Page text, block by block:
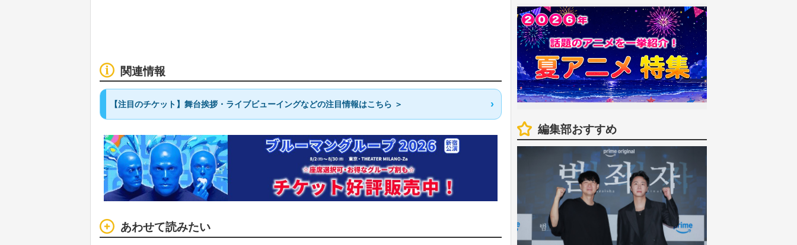
関連情報
【注目のチケット】舞台挨拶・ライブビューイングなどの注目情報はこちら ＞
あわせて読みたい
編集部おすすめ